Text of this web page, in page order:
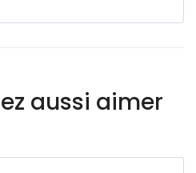
aussi aimer